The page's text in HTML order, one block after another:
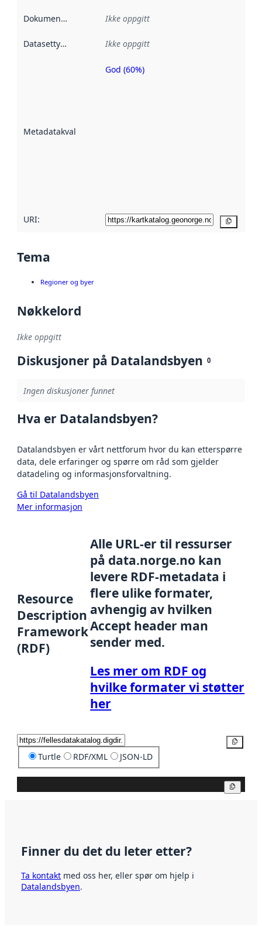
Dokumentasjon Ikke oppgitt
Datasettype Ikke oppgitt
Metadatakvalitet
Metadatakvalitet
God (60%)
URI:
Tema
Regioner og byer
Nøkkelord
Ikke oppgitt
Diskusjoner på Datalandsbyen 0
Ingen diskusjoner funnet
Hva er Datalandsbyen?
Datalandsbyen er vårt nettforum hvor du kan etterspørre
data, dele erfaringer og spørre om råd som gjelder
datadeling og informasjonsforvaltning.
Gå til Datalandsbyen
Mer informasjon
Resource
Description
Framework
(RDF)
Alle URL-er til ressurser
på data.norge.no kan
levere RDF-metadata i
flere ulike formater,
avhengig av hvilken
Accept header man
sender med.
Les mer om RDF og
hvilke formater vi støtter
her
Turtle RDF/XML JSON-LD
Finner du det du leter etter?
Ta kontakt med oss her, eller spør om hjelp i
Datalandsbyen.